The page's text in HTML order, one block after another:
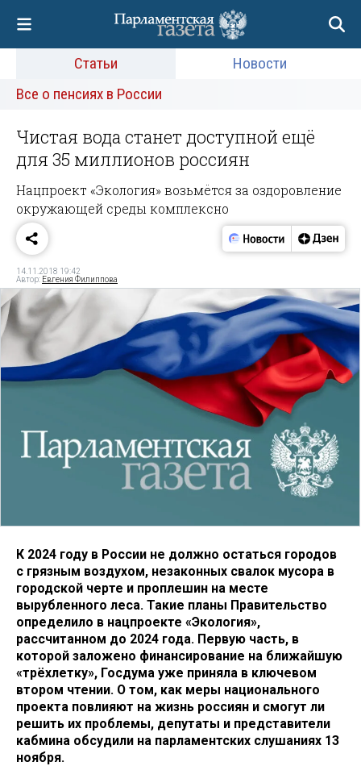
Статьи
Новости
Все о пенсиях в России
Чистая вода станет доступной ещё
для 35 миллионов россиян
Нацпроект «Экология» возьмётся за оздоровление
окружающей среды комплексно
14.11.2018 19:42
Автор: Евгения Филиппова
К 2024 году в России не должно остаться городов
с грязным воздухом, незаконных свалок мусора в
городской черте и проплешин на месте
вырубленного леса. Такие планы Правительство
определило в нацпроекте «Экология»,
рассчитанном до 2024 года. Первую часть, в
которой заложено финансирование на ближайшую
«трёхлетку», Госдума уже приняла в ключевом
втором чтении. О том, как меры национального
проекта повлияют на жизнь россиян и смогут ли
решить их проблемы, депутаты и представители
кабмина обсудили на парламентских слушаниях 13
ноября.